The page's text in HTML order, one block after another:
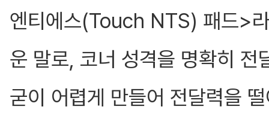
엔티에스(Touch NTS) 패드>
운 말로, 코너 성격을 명확히 전
굳이 어렵게 만들어 전달력을